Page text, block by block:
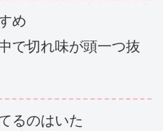
め
で切れ味が頭一つ抜
るのはいた